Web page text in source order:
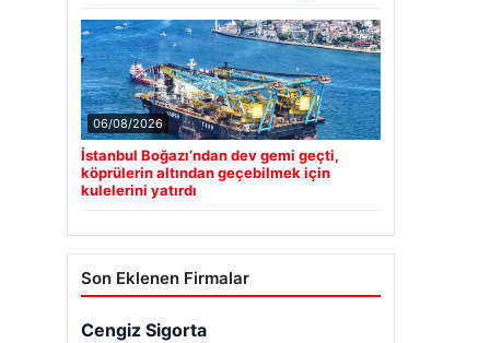
06/08/2026
İstanbul Boğazı’ndan dev gemi geçti,
köprülerin altından geçebilmek için
kulelerini yatırdı
Son Eklenen Firmalar
Cengiz Sigorta